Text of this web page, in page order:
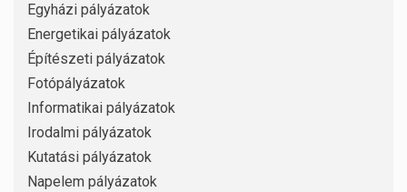
Egyházi pályázatok
Energetikai pályázatok
Építészeti pályázatok
Fotópályázatok
Informatikai pályázatok
Irodalmi pályázatok
Kutatási pályázatok
Napelem pályázatok